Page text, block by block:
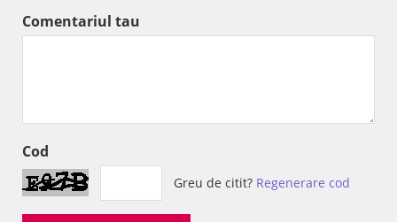
Comentariul tau
Cod
Greu de citit? Regenerare cod